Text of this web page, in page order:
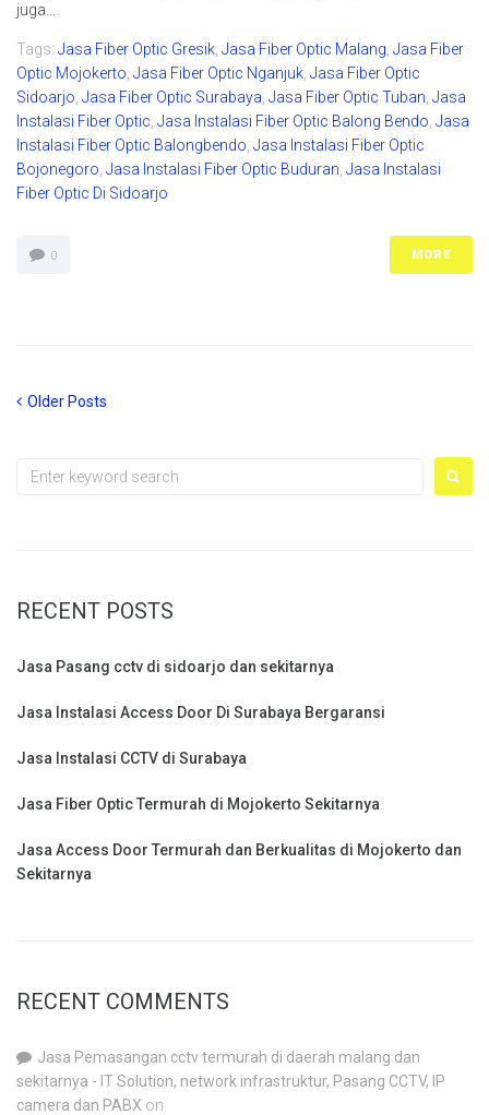
juga...
Tags: Jasa Fiber Optic Gresik Jasa Fiber Optic Malang Jasa Fiber
Optic Mojokerto Jasa Fiber Optic Nganjuk Jasa Fiber Optic
Sidoarjo Jasa Fiber Optic Surabaya Jasa Fiber Optic Tuban Jasa
Instalasi Fiber Optic Jasa Instalasi Fiber Optic Balong Bendo Jasa
Instalasi Fiber Optic Balongbendo Jasa Instalasi Fiber Optic
Bojonegoro Jasa Instalasi Fiber Optic Buduran Jasa Instalasi
Fiber Optic Di Sidoarjo
0 MORE
Posts
Older
Older Posts
Search
RECENT POSTS
Jasa Pasang cctv di sidoarjo dan sekitarnya
Jasa Instalasi Access Door Di Surabaya Bergaransi
Jasa Instalasi CCTV di Surabaya
Jasa Fiber Optic Termurah di Mojokerto Sekitarnya
Jasa Access Door Termurah dan Berkualitas di Mojokerto dan
Sekitarnya
RECENT COMMENTS
Jasa Pemasangan cctv termurah di daerah malang dan
sekitarnya - IT Solution, network infrastruktur, Pasang CCTV, IP
camera dan PABX on